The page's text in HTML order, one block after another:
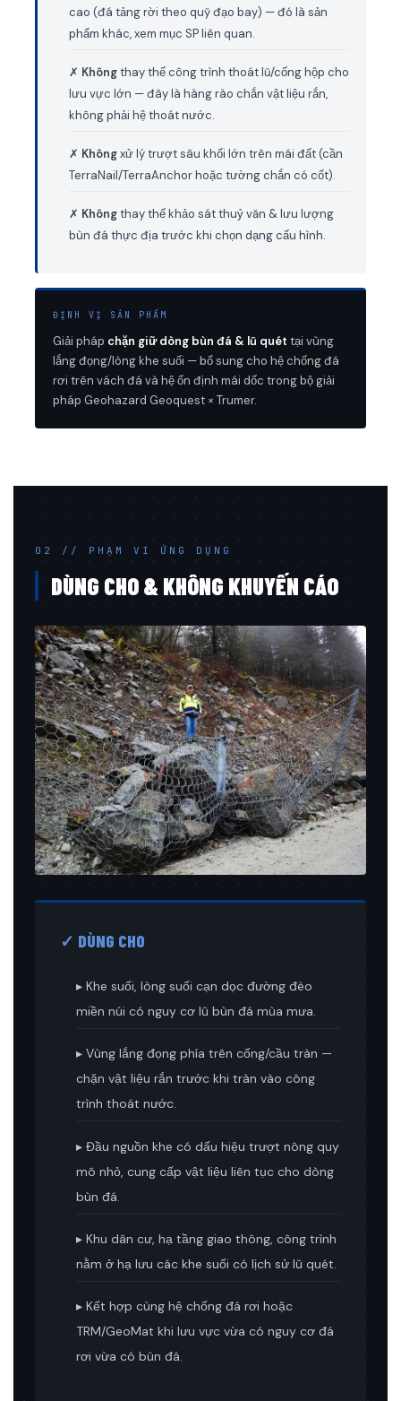
cao (đá tảng rời theo quỹ đạo bay) — đó là sản
phẩm khác, xem mục SP liên quan.
✗ Khôngthay thế công trình thoát lũ/cống hộp cho
lưu vực lớn — đây là hàng rào chắn vật liệu rắn,
không phải hệ thoát nước.
✗ Khôngxử lý trượt sâu khối lớn trên mái đất (cần
TerraNail/TerraAnchor hoặc tường chắn có cốt).
✗ Khôngthay thế khảo sát thuỷ văn & lưu lượng
bùn đá thực địa trước khi chọn dạng cấu hình.
ĐỊNH VỊ SẢN PHẨM
Giải pháp chặn giữ dòng bùn đá & lũ quét tại vùng
lắng đọng/lòng khe suối — bổ sung cho hệ chống đá
rơi trên vách đá và hệ ổn định mái dốc trong bộ giải
pháp Geohazard Geoquest × Trumer.
02 // PHẠM VI ỨNG DỤNG
DÙNG CHO & KHÔNG KHUYẾN CÁO
✓ DÙNG CHO
▸ Khe suối, lòng suối cạn dọc đường đèo
miền núi có nguy cơ lũ bùn đá mùa mưa.
▸ Vùng lắng đọng phía trên cống/cầu tràn —
chặn vật liệu rắn trước khi tràn vào công
trình thoát nước.
▸ Đầu nguồn khe có dấu hiệu trượt nông quy
mô nhỏ, cung cấp vật liệu liên tục cho dòng
bùn đá.
▸ Khu dân cư, hạ tầng giao thông, công trình
nằm ở hạ lưu các khe suối có lịch sử lũ quét.
▸ Kết hợp cùng hệ chống đá rơi hoặc
TRM/GeoMat khi lưu vực vừa có nguy cơ đá
rơi vừa có bùn đá.